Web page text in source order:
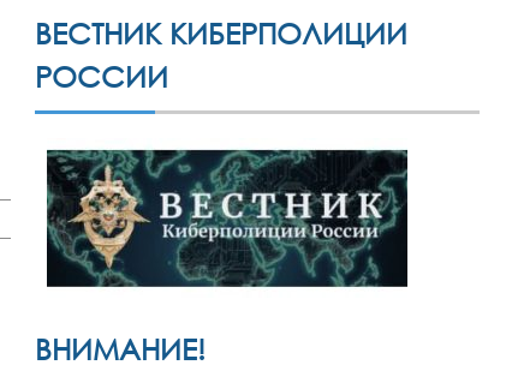
ВЕСТНИК КИБЕРПОЛИЦИИ
РОССИИ
ВНИМАНИЕ!